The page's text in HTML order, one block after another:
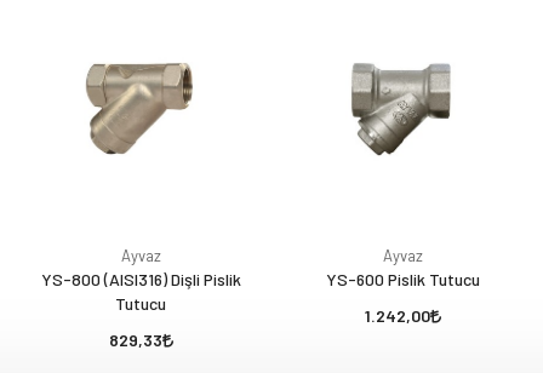
Ayvaz
YS-800 (AISI316) Dişli Pislik
Tutucu
829,33
Ayvaz
YS-600 Pislik Tutucu
1.242,00